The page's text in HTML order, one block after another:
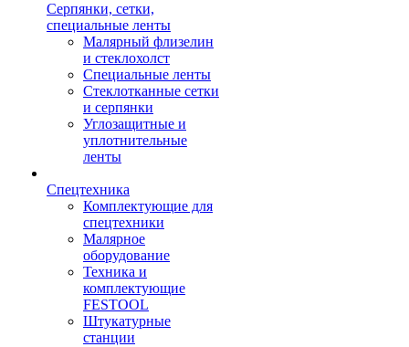
Серпянки, сетки,
специальные ленты
Малярный флизелин
и стеклохолст
Специальные ленты
Стеклотканные сетки
и серпянки
Углозащитные и
уплотнительные
ленты
Спецтехника
Комплектующие для
спецтехники
Малярное
оборудование
Техника и
комплектующие
FESTOOL
Штукатурные
станции